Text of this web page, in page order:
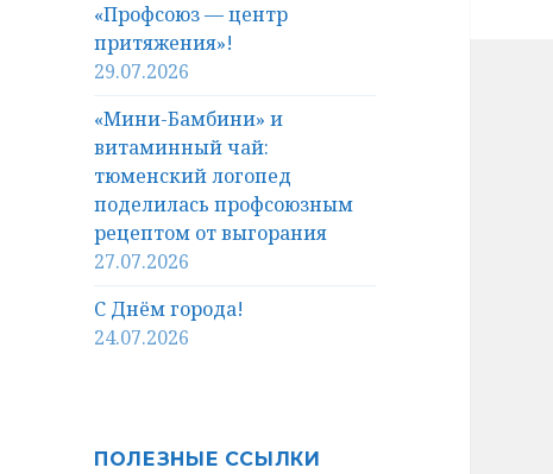
«Профсоюз — центр
притяжения»!
29.07.2026
«Мини-Бамбини» и
витаминный чай:
тюменский логопед
поделилась профсоюзным
рецептом от выгорания
27.07.2026
С Днём города!
24.07.2026
ПОЛЕЗНЫЕ ССЫЛКИ